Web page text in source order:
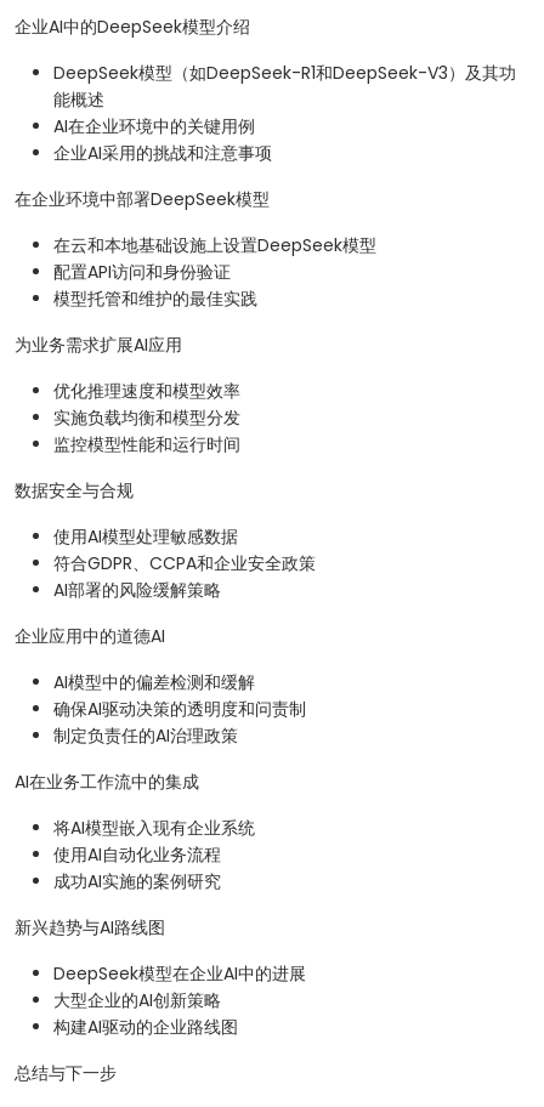
企业AI中的DeepSeek模型介绍
DeepSeek模型（如DeepSeek-R1和DeepSeek-V3）及其功
能概述
AI在企业环境中的关键用例
企业AI采用的挑战和注意事项
在企业环境中部署DeepSeek模型
在云和本地基础设施上设置DeepSeek模型
配置API访问和身份验证
模型托管和维护的最佳实践
为业务需求扩展AI应用
优化推理速度和模型效率
实施负载均衡和模型分发
监控模型性能和运行时间
数据安全与合规
使用AI模型处理敏感数据
符合GDPR、CCPA和企业安全政策
AI部署的风险缓解策略
企业应用中的道德AI
AI模型中的偏差检测和缓解
确保AI驱动决策的透明度和问责制
制定负责任的AI治理政策
AI在业务工作流中的集成
将AI模型嵌入现有企业系统
使用AI自动化业务流程
成功AI实施的案例研究
新兴趋势与AI路线图
DeepSeek模型在企业AI中的进展
大型企业的AI创新策略
构建AI驱动的企业路线图
总结与下一步